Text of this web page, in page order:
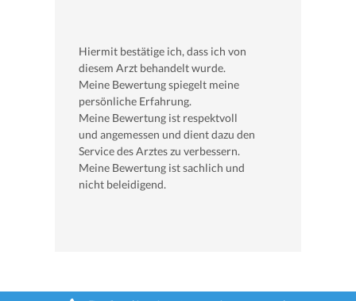
Hiermit bestätige ich, dass ich von
diesem Arzt behandelt wurde.
Meine Bewertung spiegelt meine
persönliche Erfahrung.
Meine Bewertung ist respektvoll
und angemessen und dient dazu den
Service des Arztes zu verbessern.
Meine Bewertung ist sachlich und
nicht beleidigend.